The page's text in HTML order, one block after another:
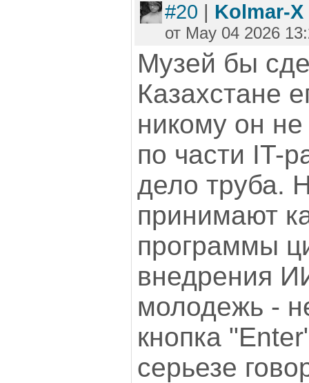
#20 | Kolmar-X
от May 04 2026
Музей бы
Казахстане
никому он
по части IT-
дело труба.
принимают
программы
внедрения
молодежь -
кнопка
серьезе